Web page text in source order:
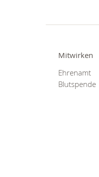
Mitwirken
Ehrenamt
Blutspende